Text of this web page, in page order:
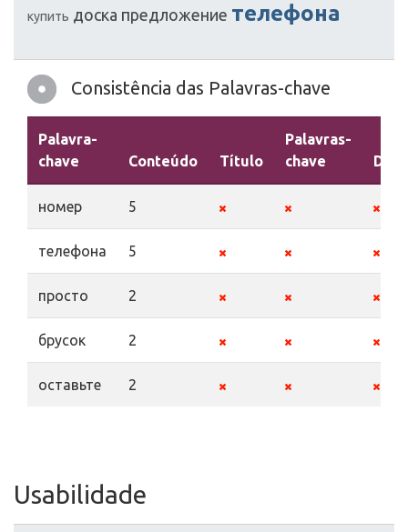
купить доска предложение телефона
Consistência das Palavras-chave
Palavra-
chave
Conteúdo Título
Palavras-
chave
номер 5
телефона 5
просто 2
брусок 2
оставьте 2
Usabilidade